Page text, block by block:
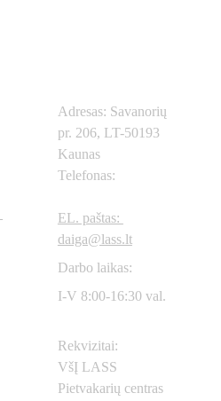
Adresas: Savanorių
pr. 206, LT-50193
Kaunas
Telefonas:
EL. paštas:
daiga@lass.lt
Darbo laikas:
I-V 8:00-16:30 val.
Rekvizitai:
VšĮ LASS
Pietvakarių centras